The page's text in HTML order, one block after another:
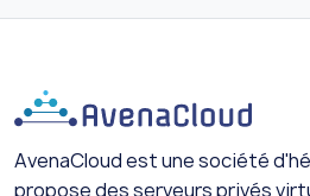
AvenaCloud est une société
propose des serveurs privés